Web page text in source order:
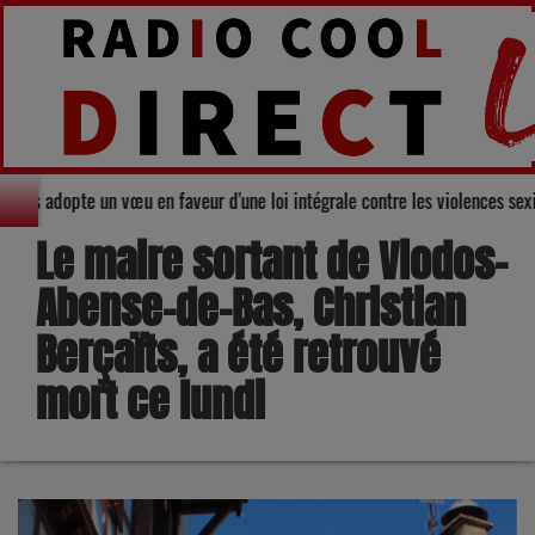
départemental du Gers adopte un vœu en faveur d'une loi intégrale
Le maire sortant de Viodos-
Abense-de-Bas, Christian
Berçaïts, a été retrouvé
mort ce lundi